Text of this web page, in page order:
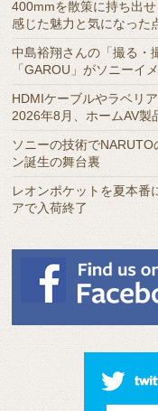
イ
ブ
400mmを散策に持ち出
感じた魅力と気になった
中島裕翔さんの「撮る・
「GAROU」がソニーイ
HDMIケーブルやラベリ
2026年8月、ホームAV製
ソニーの技術で
ン誕生の舞台裏
レオンポケットを夏本番
アで入荷終了